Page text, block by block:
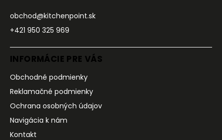
obchod@kitchenpoint.sk
+421 950 325 969
INFORMÁCIE PRE VÁS
Obchodné podmienky
Reklamačné podmienky
Ochrana osobných údajov
Navigácia k nám
Kontakt